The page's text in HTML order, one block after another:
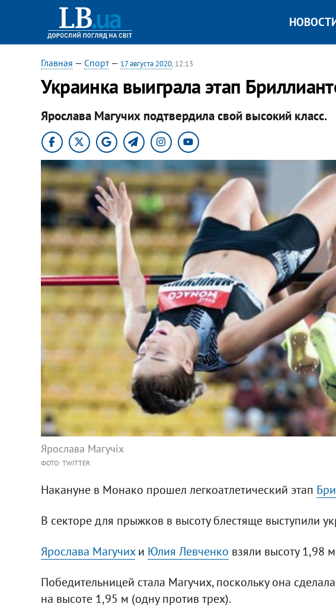
Главная — Спорт— 17 августа 2020, 12:13
Украинка выиграла этап
Ярослава Магучих подтвердила свой высокий класс.
Ярослава Магучіх
ФОТО: TWITTER
Накануне в Монако прошел легкоатлетический этап
В секторе для прыжков в высоту блестяще выступили
Ярослава Магучихи Юлия Левченко взяли высоту 1,98
Победительницей стала Магучих, поскольку она
на высоте 1,95 м (одну против трех).